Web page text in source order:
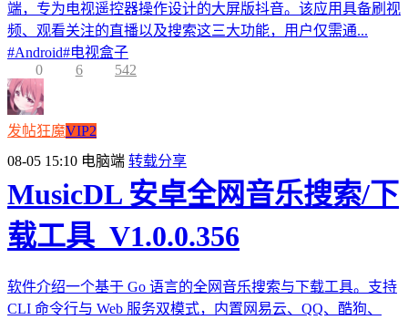
端，专为电视遥控器操作设计的大屏版抖音。该应用具备刷视
频、观看关注的直播以及搜索这三大功能，用户仅需通...
#Android#电视盒子
0
6 542
发帖狂魔VIP2
08-05 15:10 电脑端 转载分享
MusicDL 安卓全网音乐搜索/下
载工具_V1.0.0.356
软件介绍一个基于 Go 语言的全网音乐搜索与下载工具。支持
CLI 命令行与 Web 服务双模式，内置网易云、QQ、酷狗、